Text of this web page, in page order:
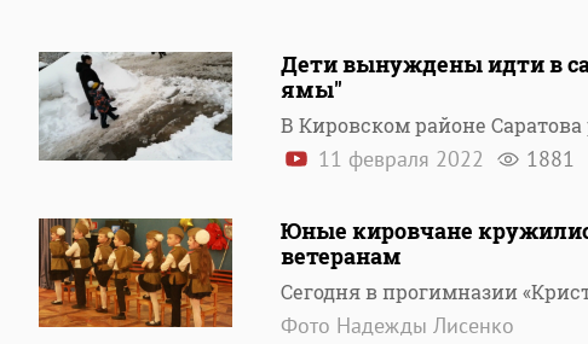
Дети вынуждены идти в
ямы"
В Кировском районе Саратова
11 февраля 2022 1881
Юные кировчане
ветеранам
Сегодня в прогимназии
Фото Надежды Лисенко